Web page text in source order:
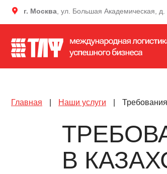
г. Москва , ул. Большая Академическая, д.
Главная Наши услуги
В